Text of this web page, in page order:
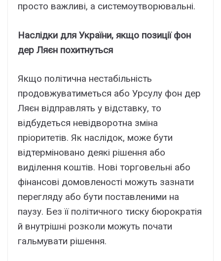
просто важливі, а системоутворювальні.
Наслідки для України, якщо позиції фон
дер Ляєн похитнуться
Якщо політична нестабільність
продовжуватиметься або Урсулу фон дер
Ляєн відправлять у відставку, то
відбудеться невідворотна зміна
пріоритетів. Як наслідок, може бути
відтерміновано деякі рішення або
виділення коштів. Нові торговельні або
фінансові домовленості можуть зазнати
перегляду або бути поставленими на
паузу. Без її політичного тиску бюрократія
й внутрішні розколи можуть почати
гальмувати рішення.